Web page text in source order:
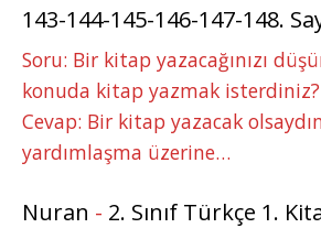
143-144-145-146-147-148.
Soru: Bir kitap yazacağınızı
konuda kitap yazmak isterdiniz?
Cevap: Bir kitap yazacak
yardımlaşma üzerine…
Nuran - 2. Sınıf Türkçe 1.